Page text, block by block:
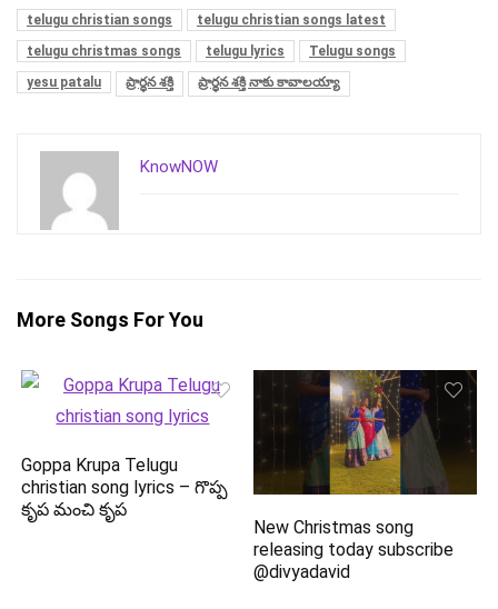
telugu christian songs
telugu christian songs latest
telugu christmas songs
telugu lyrics
Telugu songs
yesu patalu
ప్రార్థన శక్తి ప్రార్థన శక్తి నాకు కావాలయ్యా
KnowNOW
More Songs For You
Goppa Krupa Telugu
christian song lyrics – గొప్ప
కృప మంచి కృప
New Christmas song
releasing today subscribe
@divyadavid